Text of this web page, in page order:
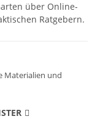
über Online-
Ratgebern.
Materialien und